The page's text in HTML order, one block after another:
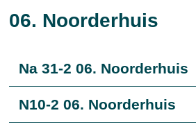
06. Noorderhuis
Na 31-2 06. Noorderhuis
N10-2 06. Noorderhuis